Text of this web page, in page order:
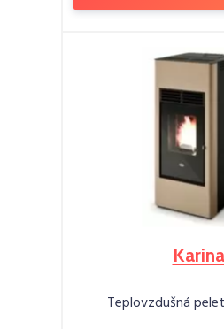
Karina
Teplovzdušná